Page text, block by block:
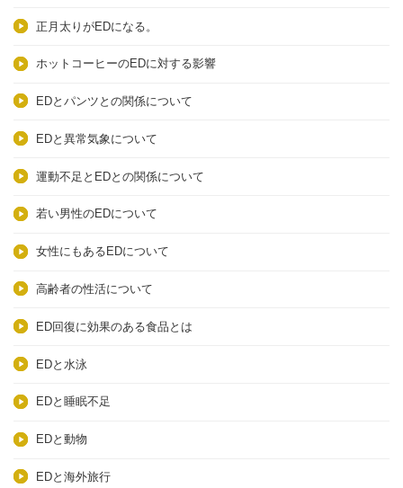
正月太りがEDになる。
ホットコーヒーのEDに対する影響
EDとパンツとの関係について
EDと異常気象について
運動不足とEDとの関係について
若い男性のEDについて
女性にもあるEDについて
高齢者の性活について
ED回復に効果のある食品とは
EDと水泳
EDと睡眠不足
EDと動物
EDと海外旅行